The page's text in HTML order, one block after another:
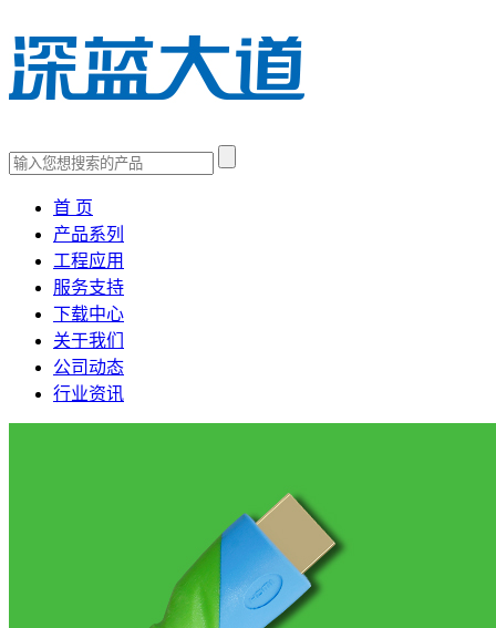
首 页
产品系列
工程应用
服务支持
下载中心
关于我们
公司动态
行业资讯